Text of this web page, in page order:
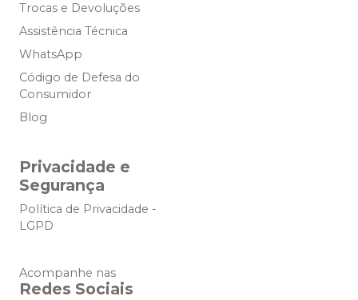
Trocas e Devoluções
Assistência Técnica
WhatsApp
Código de Defesa do
Consumidor
Blog
Privacidade e
Segurança
Política de Privacidade -
LGPD
Acompanhe nas
Redes Sociais